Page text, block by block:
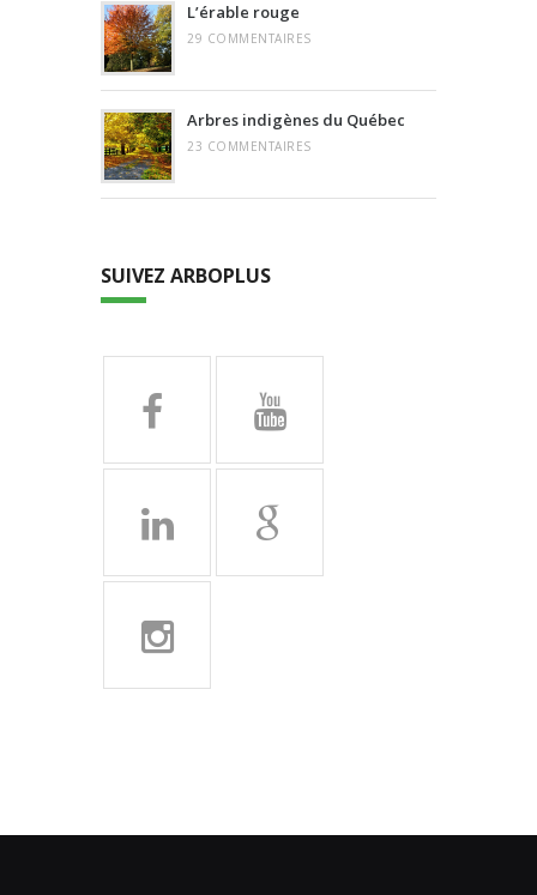
L’érable rouge
29 COMMENTAIRES
Arbres indigènes du Québec
23 COMMENTAIRES
SUIVEZ ARBOPLUS